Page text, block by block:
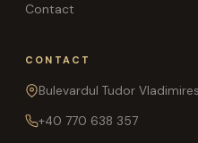
Contact
CONTACT
Bulevardul Tudor
+40 770 638 357